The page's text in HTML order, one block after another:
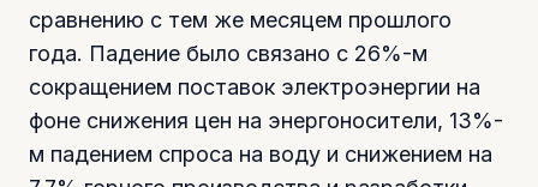
сравнению с тем же месяцем прошлого
года. Падение было связано с 26%-м
сокращением поставок электроэнергии на
фоне снижения цен на энергоносители, 13%-
м падением спроса на воду и снижением на